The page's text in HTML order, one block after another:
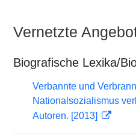
Vernetzte
Biografische Lexika/
Verbannte und
Nationalsozialismus
Autoren. [2013]